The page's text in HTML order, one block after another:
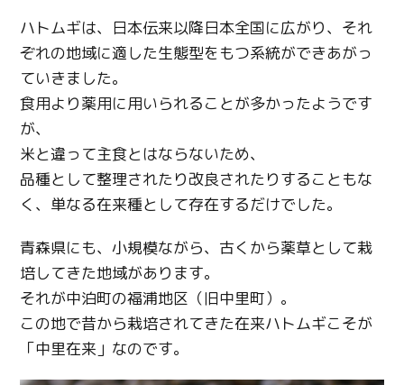
ハトムギは、日本伝来以降日本全国に広がり、それ
ぞれの地域に適した生態型をもつ系統ができあがっ
ていきました。
食用より薬用に用いられることが多かったようです
が、
米と違って主食とはならないため、
品種として整理されたり改良されたりすることもな
く、単なる在来種として存在するだけでした。
青森県にも、小規模ながら、古くから薬草として栽
培してきた地域があります。
それが中泊町の福浦地区（旧中里町）。
この地で昔から栽培されてきた在来ハトムギこそが
「中里在来」なのです。